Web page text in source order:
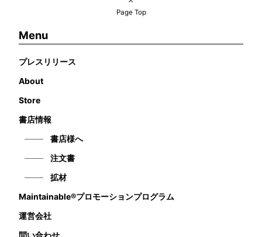
Page Top
Menu
プレスリリース
About
Store
書店情報
書店様へ
注文書
拡材
Maintainable®プロモーションプログラム
運営会社
問い合わせ